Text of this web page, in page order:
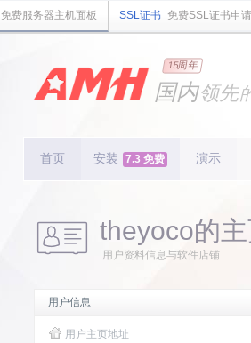
免费服务器主机面板 SSL证书 免费SSL证书申请
15周年
国内领先
持续更新
首页 安装 7.3 免费 演示
theyoco的
用户资料信息与软件店铺
用户信息
用户主页地址